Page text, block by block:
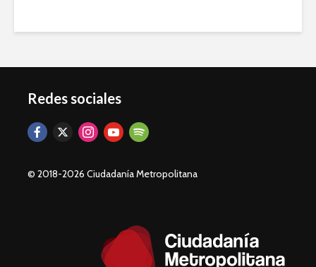
Redes sociales
© 2018-2026 Ciudadanía Metropolitana